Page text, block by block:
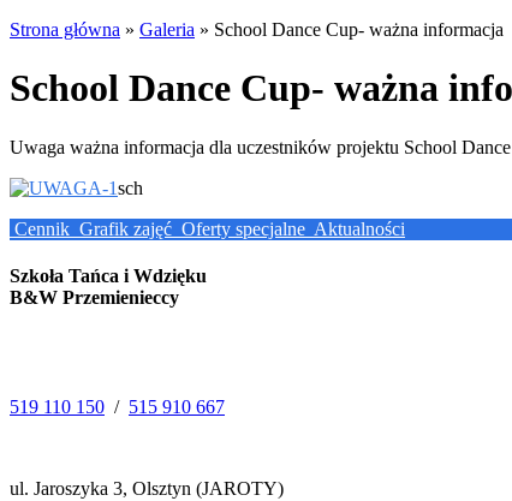
Strona główna » Galeria » School Dance Cup- ważna informacja
School Dance Cup- ważna
Uwaga ważna informacja dla uczestników projektu School
sch
Cennik Grafik zajęć Oferty specjalne Aktualności
Szkoła Tańca i Wdzięku
B&W Przemienieccy
519 110 150 / 515 910 667
ul. Jaroszyka 3, Olsztyn (JAROTY)